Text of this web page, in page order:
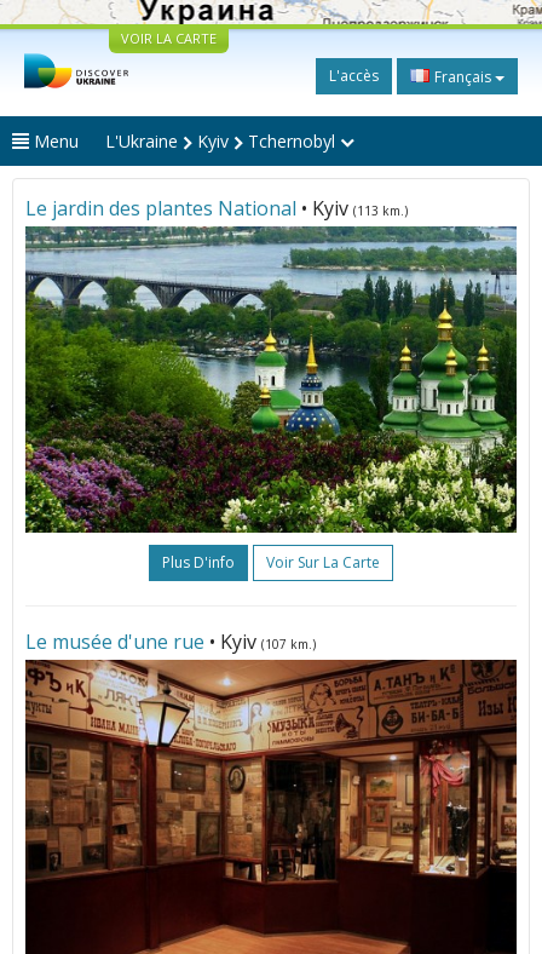
VOIR LA CARTE
L'accès Français
Menu L'Ukraine Kyiv Tchernobyl
Le jardin des plantes National • Kyiv (113 km.)
Plus D'info Voir Sur La Carte
Le musée d'une rue • Kyiv (107 km.)